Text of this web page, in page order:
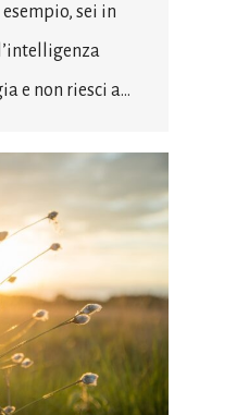
sei in
e non riesci a…